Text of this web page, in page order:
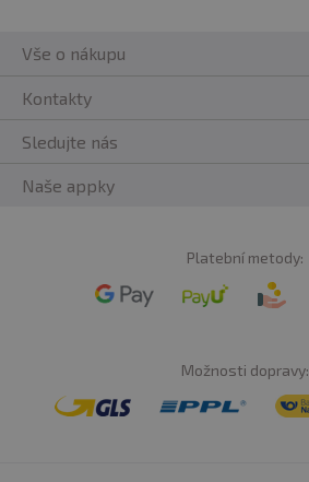
Vše o nákupu
Kontakty
Sledujte nás
Naše appky
Platební metody:
Možnosti dopravy: